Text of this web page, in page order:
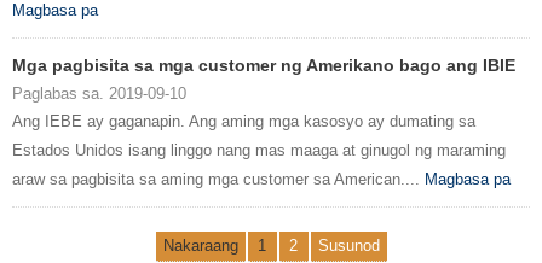
Magbasa pa
Mga pagbisita sa mga customer ng Amerikano bago ang IBIE
Paglabas sa. 2019-09-10
Ang IEBE ay gaganapin. Ang aming mga kasosyo ay dumating sa
Estados Unidos isang linggo nang mas maaga at ginugol ng maraming
araw sa pagbisita sa aming mga customer sa American.... Magbasa pa
Nakaraang 1 2 Susunod